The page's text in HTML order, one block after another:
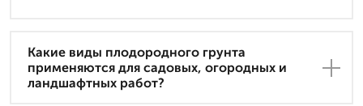
Какие виды плодородного грунта
применяются для садовых, огородных и
ландшафтных работ?